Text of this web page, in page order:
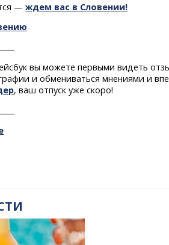
—ждем вас в Словении!
вы можете первыми видеть
и обмениваться мнениями и
, ваш отпуск уже скоро!